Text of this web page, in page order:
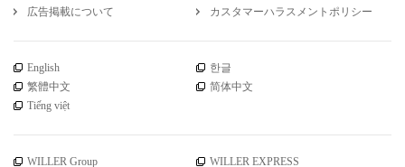
広告掲載について
カスタマーハラスメントポリシー
English
한글
繁體中文
简体中文
Tiếng việt
WILLER Group WILLER EXPRESS